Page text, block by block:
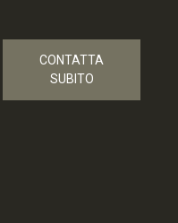
CONTATTA
SUBITO